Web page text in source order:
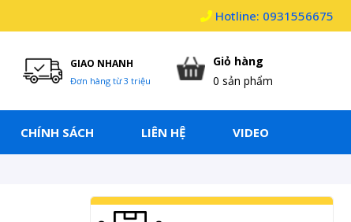
Hotline: 0931556675
GIAO NHANH
Đơn hàng từ 3 triệu
Giỏ hàng
0 sản phẩm
CHÍNH SÁCH LIÊN HỆ VIDEO